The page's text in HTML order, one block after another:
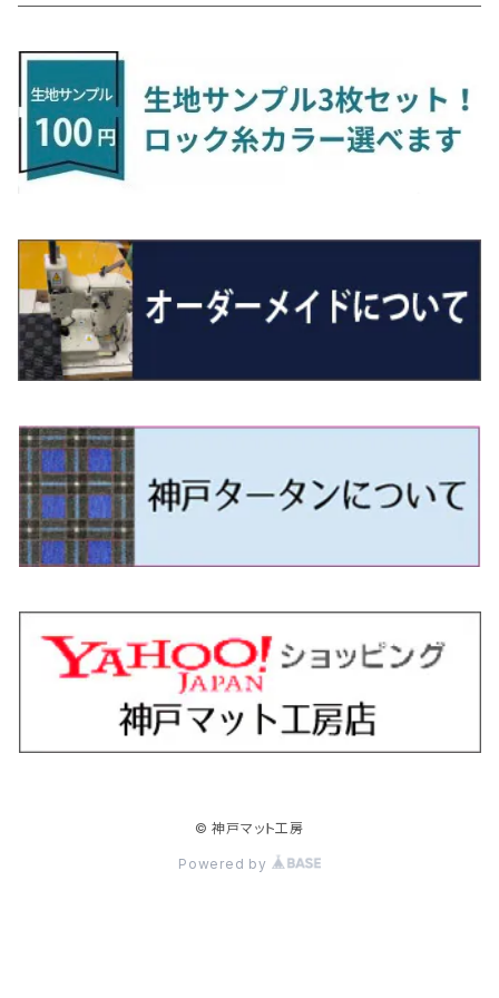
H27/1～R5/6 30系
R5/6～ 40系
H24/4～29/10 20系
ヴィッツ
H22/12～R2/3 130系
ヴォクシー
H26/1～R4/1 80系
R4/1～ 90系
エスクァイア
H26/10～R3/12 80系
エスティマ
H18/1～H24/5（前期）
H24/5～R1/10（後期）
エスティマ・ハイブリッド
H18/6～H24/5（前期）
H24/5～R1/10（後期）
オーリス
H24/8～H30/3 180系
カムリ
H24/5～ 160系
カローラ・クロス
カローラ・スポーツ
R3/11～ 20系
H26/10～
ＲＸ
H27/10～R4/7 20系5人乗
H29/12～R4/7 20系7人乗
R4/11～ 10系
ＵＸ
H30/11～
R2/6~R8/6 15系(e-POWER)
R8/6～ 16系
H11/6～H16/10 Y34
サクラ
R4/5～ B6AW
シーマ
H13/1～R4/8 F50・Y51
シルビア
H3/1～H11/1 S13・S14
H11/1～H14/11 S15
シルフィ
H24/12～R3/10 TB17
ジューク
H22/6～R2/6 F15
スカイライン
H13/6～H18/11 V35
H26/2～ V37
スカイライン・クロスオーバー
H11/6～H16/10 Y34
H1/6～H11/6 Y30
セレナ
H22/11～H28/9 C26
H23/5～ LA100系
ソルテラ
R4/5~ XEAM10X・YEAM15X
ディアスワゴン
H21/9～R2/4 S300系
トレジア
H22/11～H28/3 120系
フォレスター
H14/2～ SG/SH/SJ/SK系
プレオ
H22/4～H30/3 L275/285
プレオプラス
H24/12～H29/5 LA300/310
レヴォーグ
H15/6～R2/8 BN/BM/BL系
レガシィアウトバック
H15/10～ BP/BR/BS/BT系
レガシィツーリングワゴン
H24/11～R1/8 GJ系
キャロル
H27/1～ HB36/37/97S
キャロルエコ
H24/11～H27/1 HB35S
スクラム
H17/9～ DG64/DG17
スクラムトラック
H25/9～ DG16T
デミオ
H19/7～R1/7 DE/DJ系
ビアンテ
H20/7～30/3 CC系
ファミリア バン
H30/6～ 160系
H24/10～ MJ系
フレアクロスオーバー
H26/1～ MS系
R1/7～ LA650/660
H28/11～ M900系
ハイゼット・キャディー
H28/6～R3/9 LA700V
ハイゼット・カーゴ
H16/12～ S300/S700系
ハイゼット・トラック
H11/1～ S200/S500系
ブーン
H28/4～R5/12 M700系
ミラ
H18/12～ L275/285
ミラ・イース
H23/9～ LA300系
ミラ・ココア
H30/6～ LA550/560S
ムーヴ
H26/12～R5/7 LA150/160S
ムーヴキャンバス
H13/9～ DA系
クロスビー(XBEE)
H29/12～R7/10 MN71S
ジムニー
H3/6～ JA/JB系
ジムニーノマド
R7/4～ JC74W
ジムニーワイド/ジムニーシエラ
H10/1～H14/1 JB33/43W
H14/1～ JB43/74W
スイフト/スイフトスポーツ
H22/9～ スイフト
H23/12～
スペーシア/スペーシアカスタム/スペーシアギア
H25/3～R5/11
R5/11～ MK54S・MK94S
スペーシアベース
H23/1～H27/8 MA15S
H27/8～R2/12 MA26/36/46S
ハスラー
H26/1～ MR系
H24/10～R2/12 GF系
アウトランダーＰＨＥＶ
H25/1～ GG/GN系 5人乗
エクリプスクロス/エクリプスクロスPHEV
H30/3～ GK/GL系
タウンボックス
H26/2～ DS17/64W
ディグニティ
H24/7～H29/1 BHGY51
デリカＤ：２
H23/3～ MB系
デリカＤ：３
H23/10～H31/4 BM20 7人乗
デリカＤ：５
R5/5～ B30系/BA系
パジェロ
H18/10～R1/8 7人乗ロング V90系
H24/11～R2/3 JG1・JG2
R2/11～ JG3・JG4
N-ONE e:
R7/9~ JG5
N-VAN
H30/7～ JJ1・JJ2
N-VAN e:
R6/10~ JJ3
N‐WGN/N‐WGNカスタム
H25/11～ JH1・JH2・JH3・JH4
S660
H27/4～R3/12 JW5
WR-V
R6/3～ DG5
ZR-V
H11/6～H30/7 バン HH5・HH6
H21/12～R3/4 トラック
アコード・アコードハイブリッド
H25/6～R2/2 CR系
H16/4～28/1 １T系 トゥラン
R2/7～ A1D系
ティグアン
H20/9～H29/1 5NC系
トゥアレグ
H15/9～H30/4 7L/7P系
パサート
H23/5～H27/7 3CCAX
H27/7～ 3CC/3CD系
ザ・ビートル
H24/4～R3/4 16C系
ポロ
H21/10～H30/3 6RC系
H30/3～ AW系
H27/6～R1/8
ＣＬＳクラス
H30/6～
Ｅクラス
H28/7～
ＧＬＡクラス
H26/5～R2/6
ＧＬＥクラス
R1/6～
Ｓクラス
H25/10～R3/10
Ｖクラス
H27/4～
ラグマットミニ（S）
© 神戸マット工房
Powered by